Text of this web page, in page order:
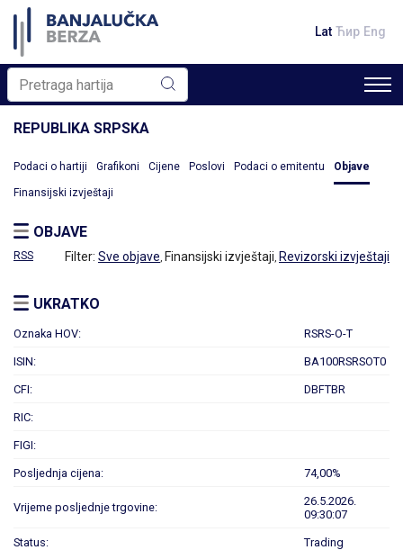
Lat Ћир Eng
REPUBLIKA SRPSKA
Podaci o hartiji Grafikoni Cijene Poslovi Podaci o emitentu Objave
Finansijski izvještaji
OBJAVE
RSS Filter: Sve objave, Finansijski izvještaji, Revizorski izvještaji
UKRATKO
Oznaka HOV: RSRS-O-T
ISIN: BA100RSRSOT0
CFI: DBFTBR
RIC:
FIGI:
Posljednja cijena: 74,00%
Vrijeme posljednje trgovine:
26.5.2026.
09:30:07
Status: Trading